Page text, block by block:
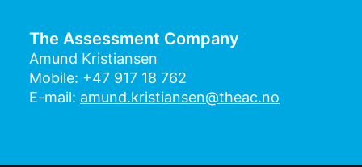
The Assessment Company
Amund Kristiansen
Mobile: +47 917 18 762
E-mail: amund.kristiansen@theac.no